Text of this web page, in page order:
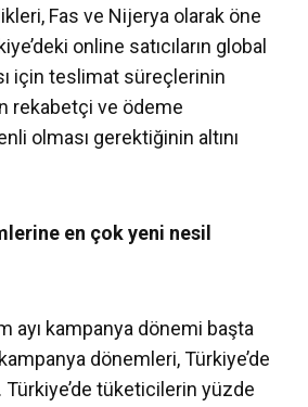
Fas ve Nijerya olarak öne
online satıcıların global
için teslimat süreçlerinin
rekabetçi ve ödeme
olması gerektiğinin altını
en çok yeni nesil
ayı kampanya dönemi başta
dönemleri, Türkiye’de
tüketicilerin yüzde